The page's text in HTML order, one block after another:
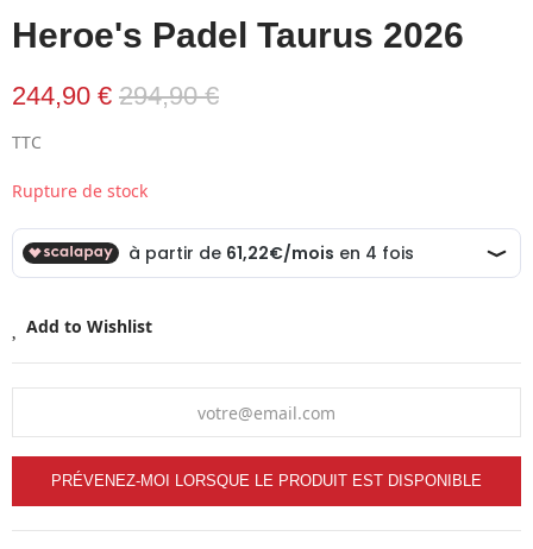
Heroe's Padel Taurus 2026
244,90 € 294,90 €
TTC
Rupture de stock
Add to Wishlist
PRÉVENEZ-MOI LORSQUE LE PRODUIT EST DISPONIBLE